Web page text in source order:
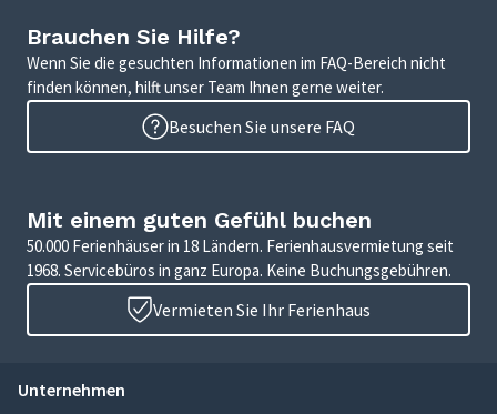
Brauchen Sie Hilfe?
Wenn Sie die gesuchten Informationen im FAQ-Bereich nicht
finden können, hilft unser Team Ihnen gerne weiter.
Besuchen Sie unsere FAQ
Mit einem guten Gefühl buchen
50.000 Ferienhäuser in 18 Ländern. Ferienhausvermietung seit
1968. Servicebüros in ganz Europa. Keine Buchungsgebühren.
Vermieten Sie Ihr Ferienhaus
Unternehmen